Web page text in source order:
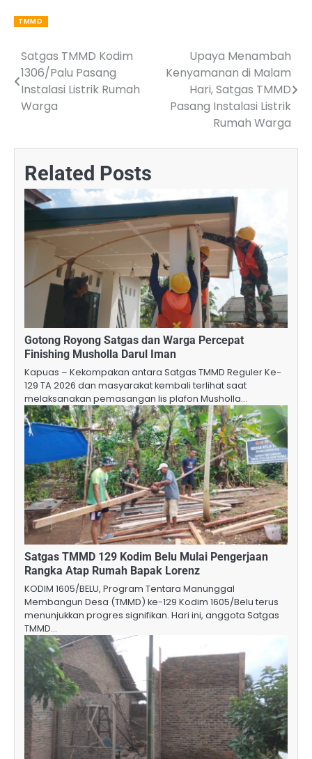
TMMD
Post
navigation
Satgas TMMD Kodim
1306/Palu Pasang
Instalasi Listrik Rumah
Warga
Upaya Menambah
Kenyamanan di Malam
Hari, Satgas TMMD
Pasang Instalasi Listrik
Rumah Warga
Related Posts
Gotong Royong Satgas dan Warga Percepat
Finishing Musholla Darul Iman
Kapuas – Kekompakan antara Satgas TMMD Reguler Ke-
129 TA 2026 dan masyarakat kembali terlihat saat
melaksanakan pemasangan lis plafon Musholla…
Satgas TMMD 129 Kodim Belu Mulai Pengerjaan
Rangka Atap Rumah Bapak Lorenz
KODIM 1605/BELU, Program Tentara Manunggal
Membangun Desa (TMMD) ke-129 Kodim 1605/Belu terus
menunjukkan progres signifikan. Hari ini, anggota Satgas
TMMD…